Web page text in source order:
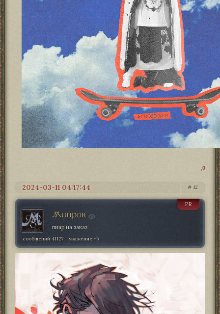
0
12
2024-03-11 04:17:44
Мийрон
PR
пиар на заказ
сообщений:41127 уважение:+5